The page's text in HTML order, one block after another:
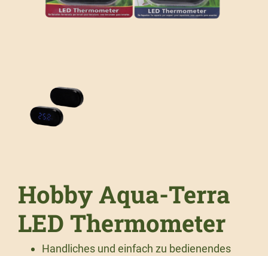
Hobby Aqua-Terra
LED Thermometer
Handliches und einfach zu bedienendes